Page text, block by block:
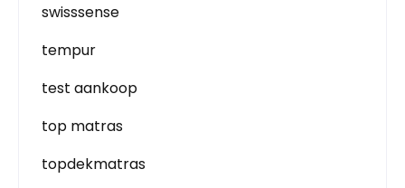
swisssense
tempur
test aankoop
top matras
topdekmatras